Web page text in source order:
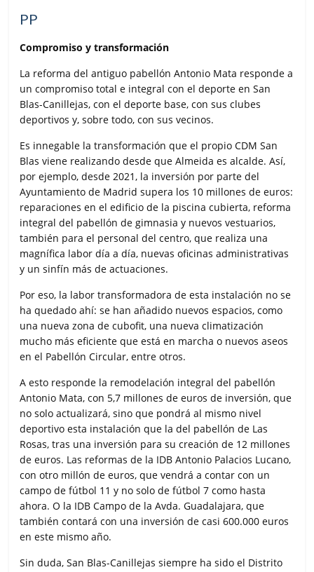
PP
Compromiso y transformación
La reforma del antiguo pabellón Antonio Mata responde a
un compromiso total e integral con el deporte en San
Blas-Canillejas, con el deporte base, con sus clubes
deportivos y, sobre todo, con sus vecinos.
Es innegable la transformación que el propio CDM San
Blas viene realizando desde que Almeida es alcalde. Así,
por ejemplo, desde 2021, la inversión por parte del
Ayuntamiento de Madrid supera los 10 millones de euros:
reparaciones en el edificio de la piscina cubierta, reforma
integral del pabellón de gimnasia y nuevos vestuarios,
también para el personal del centro, que realiza una
magnífica labor día a día, nuevas oficinas administrativas
y un sinfín más de actuaciones.
Por eso, la labor transformadora de esta instalación no se
ha quedado ahí: se han añadido nuevos espacios, como
una nueva zona de cubofit, una nueva climatización
mucho más eficiente que está en marcha o nuevos aseos
en el Pabellón Circular, entre otros.
A esto responde la remodelación integral del pabellón
Antonio Mata, con 5,7 millones de euros de inversión, que
no solo actualizará, sino que pondrá al mismo nivel
deportivo esta instalación que la del pabellón de Las
Rosas, tras una inversión para su creación de 12 millones
de euros. Las reformas de la IDB Antonio Palacios Lucano,
con otro millón de euros, que vendrá a contar con un
campo de fútbol 11 y no solo de fútbol 7 como hasta
ahora. O la IDB Campo de la Avda. Guadalajara, que
también contará con una inversión de casi 600.000 euros
en este mismo año.
Sin duda, San Blas-Canillejas siempre ha sido el Distrito